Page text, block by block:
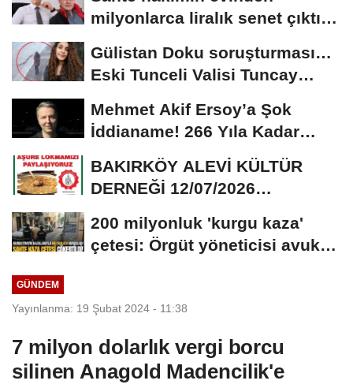
milyonlarca liralık senet çıktı:
Gülistan Doku soruşturması…
Eski Tunceli Valisi Tuncay
Mehmet Akif Ersoy’a Şok
İddianame! 266 Yıla Kadar
Hapis Talebi
BAKIRKÖY ALEVİ KÜLTÜR
DERNEĞİ 12/07/2026
DAVETİNE...
200 milyonluk 'kurgu kaza'
çetesi: Örgüt yöneticisi avukat
GÜNDEM
Yayınlanma: 19 Şubat 2024 - 11:38
7 milyon dolarlık vergi borcu
silinen Anagold Madencilik'e